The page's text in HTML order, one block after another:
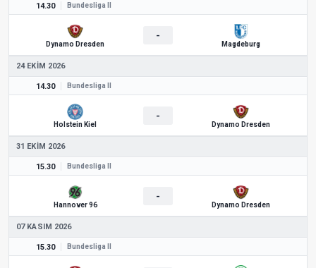
14.30 Bundesliga II
Dynamo Dresden
-
Magdeburg
24 EKIM 2026
14.30 Bundesliga II
Holstein Kiel
-
Dynamo Dresden
31 EKIM 2026
15.30 Bundesliga II
Hannover 96
-
Dynamo Dresden
07 KASIM 2026
15.30 Bundesliga II